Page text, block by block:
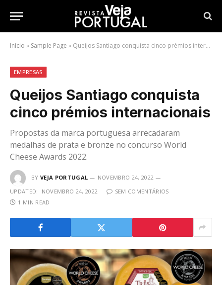
Início » Sample Page » Queijos Santiago conquista cinco prémios internacionais
EMPRESAS
Queijos Santiago conquista
cinco prémios internacionais
Propostas da marca portuguesa arrecadaram
medalhas de prata e bronze no concurso World
Cheese Awards 2022.
BY VEJA PORTUGAL
NOVEMBRO 24, 2022
UPDATED:
NOVEMBRO 24, 2022
SEM COMENTÁRIOS
1 MIN READ